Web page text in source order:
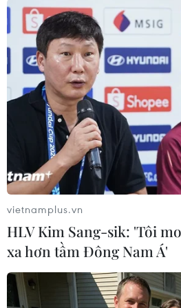
2025, dẫn đầu ngành thép và
doanh nghiệp tư nhân tại Việt
Nam.
vietnamplus.vn
HLV Kim Sang-sik: 'Tôi
xa hơn tầm Đông Nam Á'